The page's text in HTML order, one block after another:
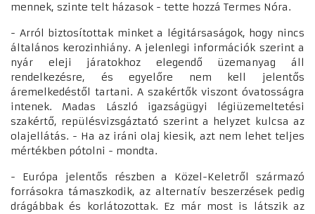
mennek, szinte telt házasok - tette hozzá Termes Nóra.
- Arról biztosítottak minket a légitársaságok, hogy nincs
általános kerozinhiány. A jelenlegi információk szerint a
nyár eleji járatokhoz elegendő üzemanyag áll
rendelkezésre, és egyelőre nem kell jelentős
áremelkedéstől tartani. A szakértők viszont óvatosságra
intenek. Madas László igazságügyi légiüzemeltetési
szakértő, repülésvizsgáztató szerint a helyzet kulcsa az
olajellátás. - Ha az iráni olaj kiesik, azt nem lehet teljes
mértékben pótolni - mondta.
- Európa jelentős részben a Közel-Keletről származó
forrásokra támaszkodik, az alternatív beszerzések pedig
drágábbak és korlátozottak. Ez már most is látszik az